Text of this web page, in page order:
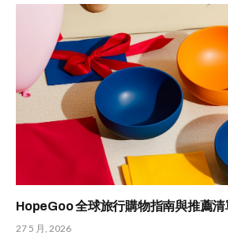
HopeGoo 全球旅行購物指南與推薦清
27 5 月, 2026